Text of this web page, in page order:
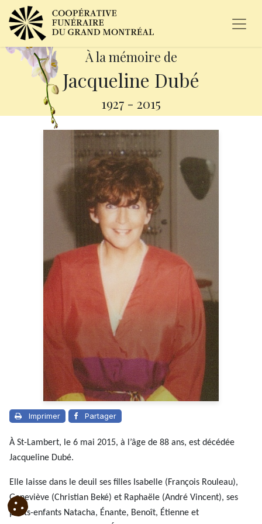
À la mémoire de
Jacqueline Dubé
1927 - 2015
Imprimer Partager
À St-Lambert, le 6 mai 2015, à l’âge de 88 ans, est décédée
Jacqueline Dubé.
Elle laisse dans le deuil ses filles Isabelle (François Rouleau),
Geneviève (Christian Beké) et Raphaële (André Vincent), ses
petits-enfants Natacha, Énante, Benoît, Étienne et